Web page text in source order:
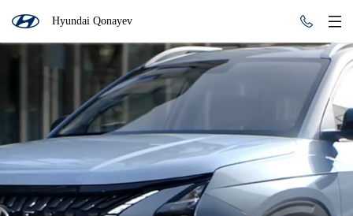
Hyundai Qonayev